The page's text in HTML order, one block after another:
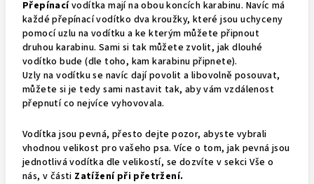
Přepínacívodítka mají na obou koncích karabinu. Navíc má
každé přepínací vodítko dva kroužky, které jsouuchyceny
pomocí uzlu na vodítku a ke kterým můžete připnout
druhou karabinu. Sami si tak můžete zvolit, jak dlouhé
vodítko bude (dle toho, kam karabinu připnete).
Uzly na vodítku se navíc dají povolit a libovolně posouvat,
můžete si je tedy sami nastavit tak, aby vám vzdálenost
přepnutí co nejvíce vyhovovala.
Vodítka jsou pevná, přesto dejte pozor, abyste vybrali
vhodnou velikost pro vašeho psa. Více o tom, jak pevná jsou
jednotlivá vodítka dle velikostí, se dozvíte v sekciVše o
nás, v části Zatížení při přetržení.